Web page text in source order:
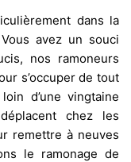
dans la
avez un souci
nos ramoneurs
s’occuper de tout
d’une vingtaine
chez les
remettre à neuves
le ramonage de